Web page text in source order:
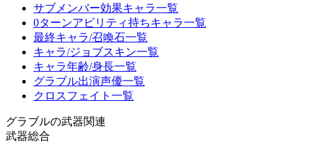
サブメンバー効果キャラ一覧
0ターンアビリティ持ちキャラ一覧
最終キャラ/召喚石一覧
キャラ/ジョブスキン一覧
キャラ年齢/身長一覧
グラブル出演声優一覧
クロスフェイト一覧
グラブルの武器関連
武器総合